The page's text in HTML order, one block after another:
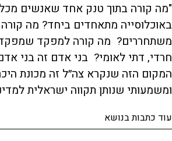
"מה קורה בתוך טנק אחד שאנשים
באוכלוסייה מתאחדים ביחד? מה
משתחררים? מה קורה למפקד שמפקד
חרדי, דתי לאומי? בני אדם זה בני
המקום הזה שנקרא צה״ל זה מכונת
ומשמעותי שנותן תקווה ישראלית
עוד כתבות בנושא